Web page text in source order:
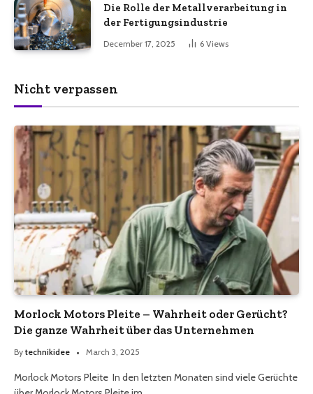
Die Rolle der Metallverarbeitung in
der Fertigungsindustrie
December 17, 2025 6 Views
Nicht verpassen
Morlock Motors Pleite – Wahrheit oder Gerücht?
Die ganze Wahrheit über das Unternehmen
By technikidee March 3, 2025
Morlock Motors Pleite In den letzten Monaten sind viele Gerüchte